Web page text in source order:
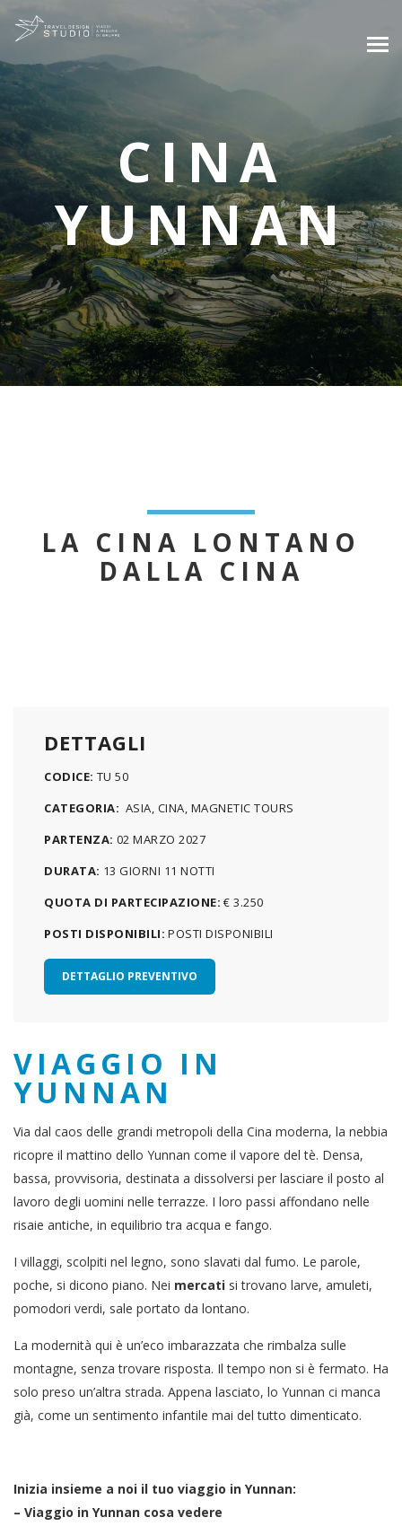
CINA
YUNNAN
LA CINA LONTANO
DALLA CINA
DETTAGLI
CODICE: TU 50
CATEGORIA: ASIA, CINA, MAGNETIC TOURS
PARTENZA: 02 MARZO 2027
DURATA: 13 GIORNI 11 NOTTI
QUOTA DI PARTECIPAZIONE: € 3.250
POSTI DISPONIBILI: POSTI DISPONIBILI
DETTAGLIO PREVENTIVO
VIAGGIO IN
YUNNAN
Via dal caos delle grandi metropoli della Cina moderna, la nebbia
ricopre il mattino dello Yunnan come il vapore del tè. Densa,
bassa, provvisoria, destinata a dissolversi per lasciare il posto al
lavoro degli uomini nelle terrazze. I loro passi affondano nelle
risaie antiche, in equilibrio tra acqua e fango.
I villaggi, scolpiti nel legno, sono slavati dal fumo. Le parole,
poche, si dicono piano. Nei mercati si trovano larve, amuleti,
pomodori verdi, sale portato da lontano.
La modernità qui è un’eco imbarazzata che rimbalza sulle
montagne, senza trovare risposta. Il tempo non si è fermato. Ha
solo preso un’altra strada. Appena lasciato, lo Yunnan ci manca
già, come un sentimento infantile mai del tutto dimenticato.
Inizia insieme a noi il tuo viaggio in Yunnan:
– Viaggio in Yunnan cosa vedere